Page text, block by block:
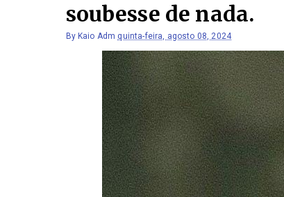
soubesse de nada.
By Kaio Adm quinta-feira, agosto 08, 2024